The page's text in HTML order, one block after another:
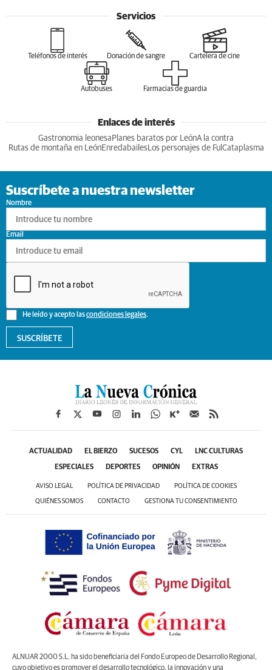
Servicios
Teléfonos de interés Donación de sangre Cartelera de cine
Autobuses Farmacias de guardia
Enlaces de interés
Gastronomia leonesa Planes baratos por LeónA la contra
Rutas de montaña en LeónEnredabailesLos personajes de Ful Cataplasma
Suscríbete a nuestra newsletter
Nombre
He leído y acepto lascondiciones legales.
Email
SUSCRÍBETE
ACTUALIDAD EL BIERZO SUCESOS CYL LNC CULTURAS
ESPECIALES DEPORTES OPINIÓN EXTRAS
AVISO LEGAL POLÍTICA DE PRIVACIDAD POLÍTICA DE COOKIES
QUIÉNES SOMOS CONTACTO GESTIONA TU CONSENTIMIENTO
ALNUAR 2000 S.L. ha sido beneficiaria del Fondo Europeo de Desarrollo Regional,
cuyo objetivo es promover el desarrollo tecnológico, la innovación y una